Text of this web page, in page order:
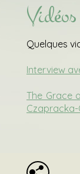
Vidéos
Quelques
Interview
The Grace
Czapracka-